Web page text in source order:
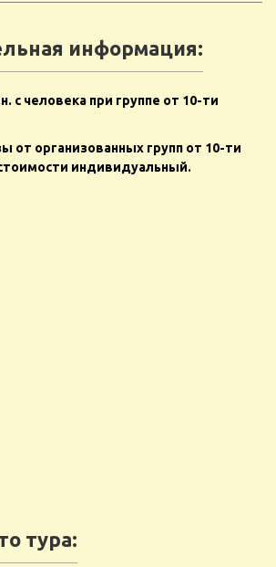
информация:
с человека при группе от 10-ти
от организованных групп от 10-ти
индивидуальный.
тура: